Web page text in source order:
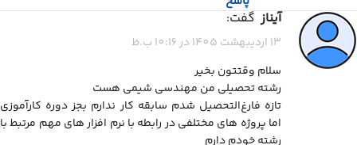
آیناز گفت:
13 اردیبهشت 1405 در 10:16 ب.ظ
سلام وقتتون بخیر
رشته تحصیلی من مهندسی شیمی هست
تازه فارغ‌التحصیل شدم سابقه کار ندارم بجز دوره کارآموزی
اما پروژه های مختلفی در رابطه با نرم افزار های مهم مرتبط با
رشته خودم دارم